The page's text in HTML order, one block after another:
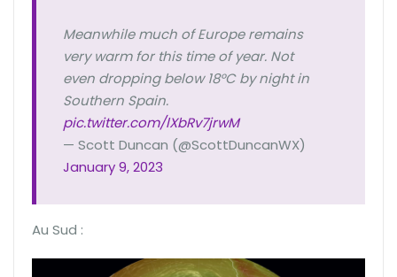
Meanwhile much of Europe remains
very warm for this time of year. Not
even dropping below 18°C by night in
Southern Spain.
pic.twitter.com/lXbRv7jrwM
— Scott Duncan (@ScottDuncanWX)
January 9, 2023
Au Sud :